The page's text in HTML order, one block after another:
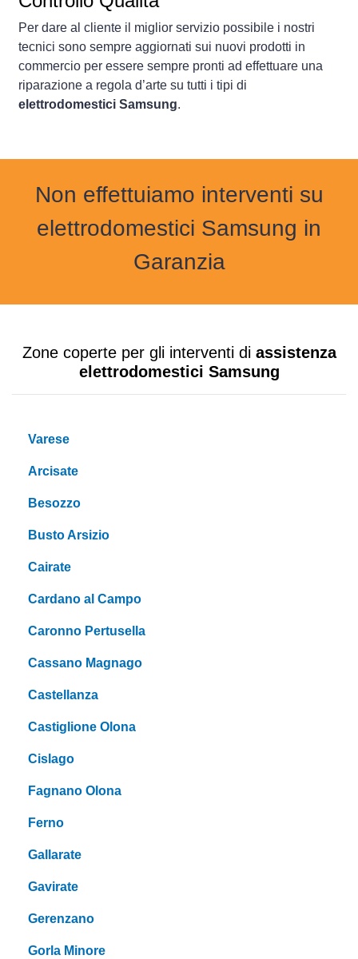
Per dare al cliente il miglior servizio possibile i nostri
tecnici sono sempre aggiornati sui nuovi prodotti in
commercio per essere sempre pronti ad effettuare una
riparazione a regola d’arte su tutti i tipi di
elettrodomestici Samsung.
Non effettuiamo interventi su
elettrodomestici Samsung in
Garanzia
Zone coperte per gli interventi di assistenza
elettrodomestici Samsung
Varese
Arcisate
Besozzo
Busto Arsizio
Cairate
Cardano al Campo
Caronno Pertusella
Cassano Magnago
Castellanza
Castiglione Olona
Cislago
Fagnano Olona
Ferno
Gallarate
Gavirate
Gerenzano
Gorla Minore